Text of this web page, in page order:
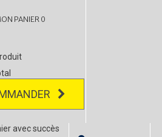
PANIER 0
avec succès